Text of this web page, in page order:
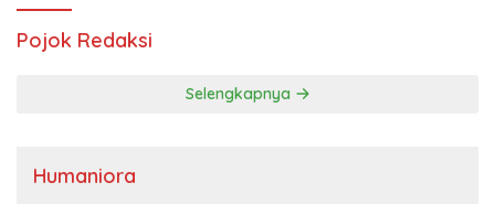
Pojok Redaksi
Selengkapnya
Humaniora